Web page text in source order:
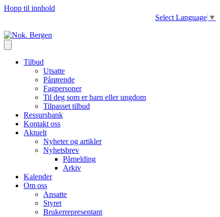
Hopp til innhold
Select Language ▼
Tilbud
Utsatte
Pårørende
Fagpersoner
Til deg som er barn eller ungdom
Tilpasset tilbud
Ressursbank
Kontakt oss
Aktuelt
Nyheter og artikler
Nyhetsbrev
Påmelding
Arkiv
Kalender
Om oss
Ansatte
Styret
Brukerrepresentant